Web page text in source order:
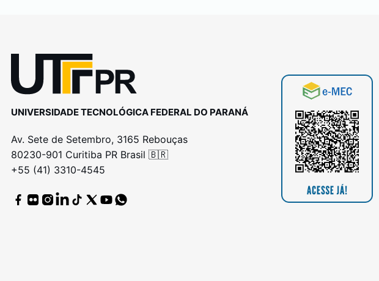
UNIVERSIDADE TECNOLÓGICA FEDERAL DO PARANÁ
Av. Sete de Setembro, 3165 Rebouças
80230-901 Curitiba PR Brasil 🇧🇷
+55 (41) 3310-4545